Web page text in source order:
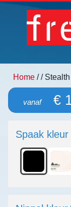
Home //
vanaf€
Spaak kleur